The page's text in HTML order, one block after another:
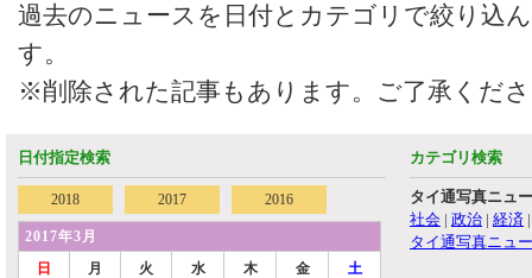
過去のニュースを日付とカテゴリで絞り込
す。
※削除された記事もあります。ご了承くだ
日付指定検索
2018 2017 2016
2017年3月
日
月 火 水 木 金 土
カテゴリ検索
タイ通写真ニュ
社会 | 政治 | 経済
タイ通写真ニュ